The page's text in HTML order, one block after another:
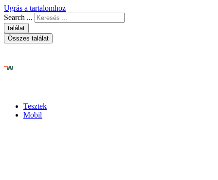
Ugrás a tartalomhoz
Search ...
találat
Összes találat
Tesztek
Mobil